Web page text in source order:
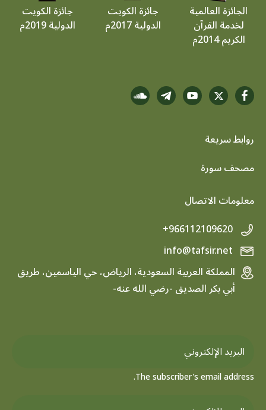
الجائزة العالمية
لخدمة القرآن
الكريم 2014م
جائزة الكويت
الدولية 2017م
جائزة الكويت
الدولية 2019م
روابط سريعة
footer menu
مصحف سورة
معلومات الاتصال
+966112109620
المملكة العربية السعودية، الرياض، حي الياسمين، طريق
أبي بكر الصديق -رضي الله عنه-
The subscriber's email address.